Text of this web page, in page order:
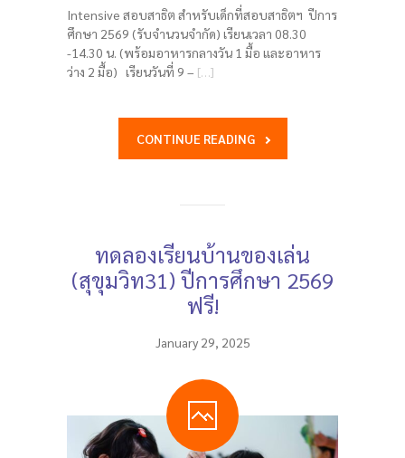
Intensive สอบสาธิต สำหรับเด็กที่สอบสาธิตฯ ปีการ
ศึกษา 2569 (รับจำนวนจำกัด) เรียนเวลา 08.30
-14.30 น. (พร้อมอาหารกลางวัน 1 มื้อ และอาหาร
ว่าง 2 มื้อ) เรียนวันที่ 9 – […]
CONTINUE READING
ทดลองเรียนบ้านของเล่น
(สุขุมวิท31) ปีการศึกษา 2569
ฟรี!
January 29, 2025